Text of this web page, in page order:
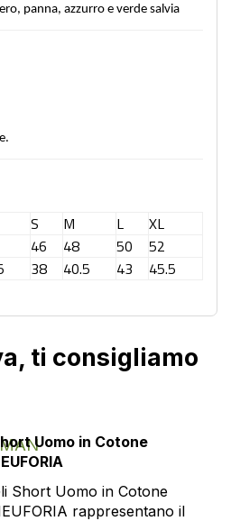
panna, azzurro e verde salvia
S M L
XL
46 48 50
52
38 40.5 43 45.5
ti consigliamo
Uomo in Cotone
Short Uomo in Cotone
rappresentano il